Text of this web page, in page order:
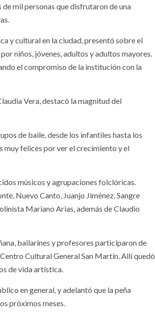
mil personas que disfrutaron de una
y cultural en la ciudad, presentó sobre el
niños, jóvenes, adultos y adultos mayores.
el compromiso de la institución con la
Vera, destacó la magnitud del
de baile, desde los infantiles hasta los
muy felices por ver el crecimiento y el
músicos y agrupaciones folclóricas.
Nuevo Canto, Juanjo Jiménez, Sangre
Mariano Arias, además de Claudio
bailarines y profesores participaron de
Cultural General San Martín. Allí quedó
de vida artística.
en general, y adelantó que la peña
próximos meses.